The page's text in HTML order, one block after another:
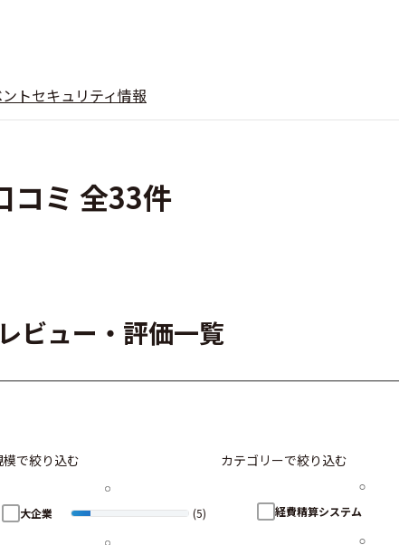
トセキュリティ情報
コミ 全33件
ビュー・評価一覧
で絞り込む
大企業 (5)
カテゴリーで絞り込む
経費精算システム